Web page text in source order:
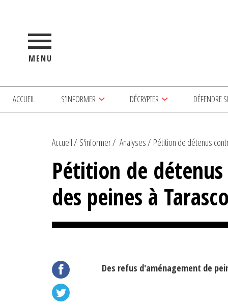
MENU
ACCUEIL S’INFORMER DÉCRYPTER DÉFENDRE
Accueil S'informer Analyses Pétition de détenus
Pétition de
des peines à
Des refus d'aménagement de